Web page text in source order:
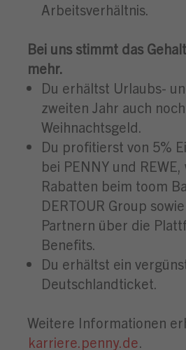
Arbeitsverhältnis.
Bei uns stimmt das
mehr.
Du erhältst Urlaubs-
zweiten Jahr auch noch
Weihnachtsgeld.
Du profitierst von 5%
bei PENNY und
Rabatten beim toom
DERTOUR Group
Partnern über die
Benefits.
Du erhältst ein
Deutschlandticket.
Weitere Informationen
karriere.penny.de.